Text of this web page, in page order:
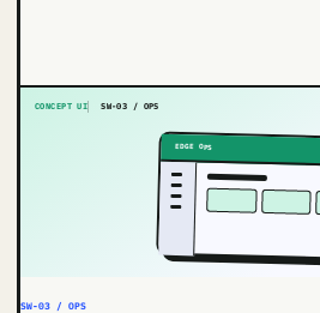
CONCEPT UI SW-03 / OPS
EDGE OPS
SW-03 / OPS